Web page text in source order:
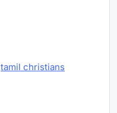
tamil christians